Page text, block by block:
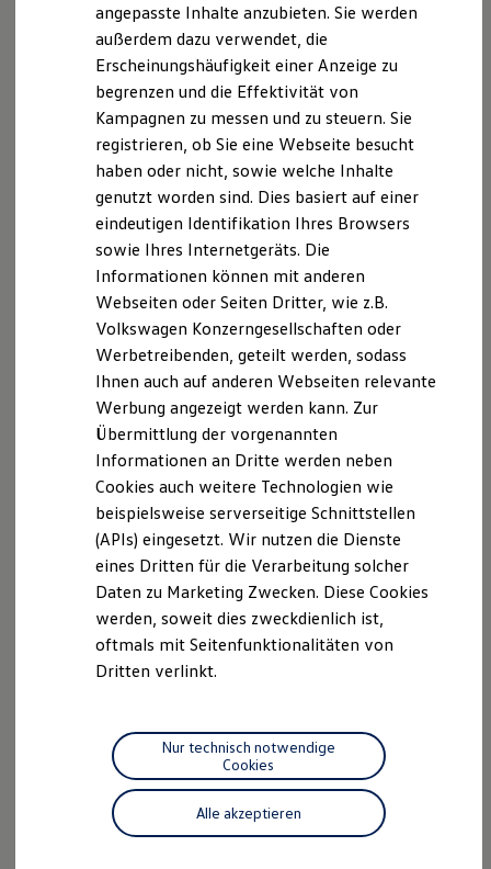
Kosten und Kauf
Verbrauchskosten
Kaufoptionen
E-Auto-Förderung
Software und Konnektivität
Die ID. Software 6
ID. Software Versionen und Updates
Digitale Extras
Schnittstellen zu Ihrem ID.
Hybridautos
Marke und Erlebnis
Volkswagen R und R Experience
R-Modelle
R Experience
Driving Experience
Werkbesichtigung
Factory visit
Lifestyle Shop
Golf Kollektion
ID. Kollektion
Volkswagen Kollektion
GTI Kollektion
Fußball Drop
we drive football
#wedriveproud
Besitzer und Service
myVolkswagen
Software Updates
Service und Ersatzteile
Inspektion und HU/AU
Reparaturen und Checks
Pannen- und Unfallhilfe
Economy Service
Volkswagen Teile
Zubehör
Modellspezifisches Zubehör
Schutz und Pflege
angepasste Inhalte anzubieten. Sie werden
außerdem dazu verwendet, die
Erscheinungshäufigkeit einer Anzeige zu
begrenzen und die Effektivität von
Kampagnen zu messen und zu steuern. Sie
registrieren, ob Sie eine Webseite besucht
haben oder nicht, sowie welche Inhalte
genutzt worden sind. Dies basiert auf einer
eindeutigen Identifikation Ihres Browsers
sowie Ihres Internetgeräts. Die
Informationen können mit anderen
Webseiten oder Seiten Dritter, wie z.B.
Volkswagen Konzerngesellschaften oder
Werbetreibenden, geteilt werden, sodass
Ihnen auch auf anderen Webseiten relevante
Werbung angezeigt werden kann. Zur
Übermittlung der vorgenannten
Informationen an Dritte werden neben
Cookies auch weitere Technologien wie
beispielsweise serverseitige Schnittstellen
(APIs) eingesetzt. Wir nutzen die Dienste
eines Dritten für die Verarbeitung solcher
Daten zu Marketing Zwecken. Diese Cookies
werden, soweit dies zweckdienlich ist,
oftmals mit Seitenfunktionalitäten von
Dritten verlinkt.
Alle akzeptieren
Nur technisch notwendige
Cookies